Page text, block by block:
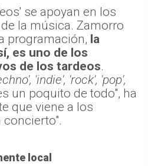
se apoyan en los
la música. Zamorro
programación, la
es uno de los
de los tardeos.
'indie', 'rock', 'pop',
un poquito de todo", ha
que viene a los
concierto".
local